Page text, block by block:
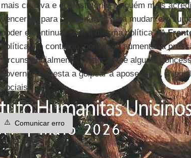
mais criativa e contestatória, ninguém mais
venceram para corrigir, mas para mudar: em
poder e continuar com a mesma política”. A
política. Ao contrário, pensa em aumentar a
circunstancialmente, arrancar-lhe alguma
governo se presta a golpear a aposentaria, a
sociais.
⚠️ Comunicar erro